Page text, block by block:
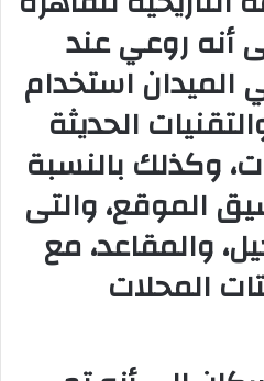
أنه روعي عند
الميدان استخدام
الحديثة
وكذلك بالنسبة
الموقع، والتى
والمقاعد، مع
المحلات